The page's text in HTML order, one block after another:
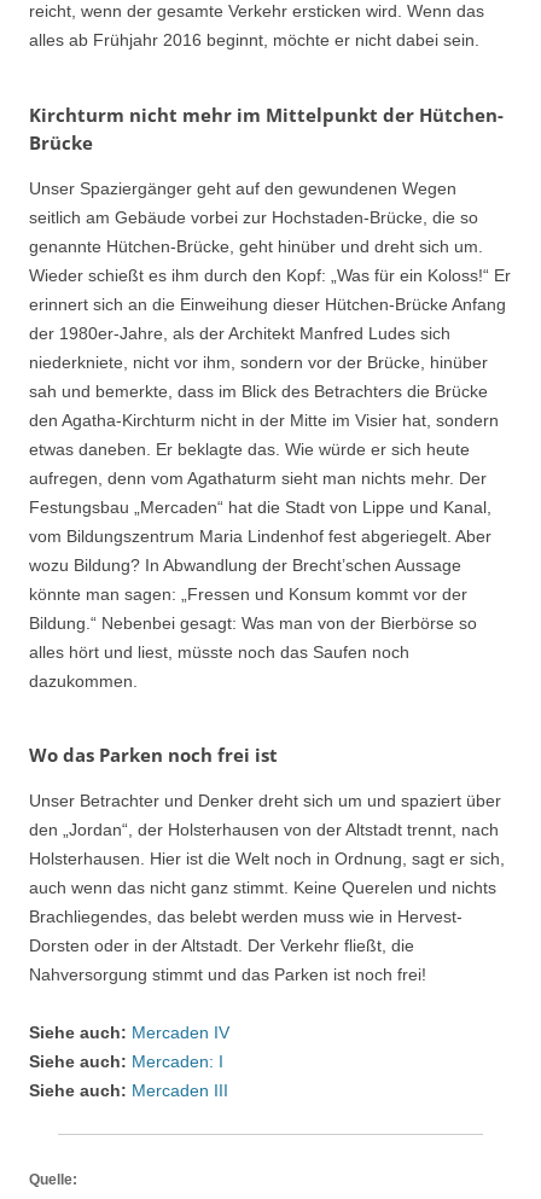
reicht, wenn der gesamte Verkehr ersticken wird. Wenn das
alles ab Frühjahr 2016 beginnt, möchte er nicht dabei sein.
Kirchturm nicht mehr im Mittelpunkt der Hütchen-
Brücke
Unser Spaziergänger geht auf den gewundenen Wegen
seitlich am Gebäude vorbei zur Hochstaden-Brücke, die so
genannte Hütchen-Brücke, geht hinüber und dreht sich um.
Wieder schießt es ihm durch den Kopf: „Was für ein Koloss!“ Er
erinnert sich an die Einweihung dieser Hütchen-Brücke Anfang
der 1980er-Jahre, als der Architekt Manfred Ludes sich
niederkniete, nicht vor ihm, sondern vor der Brücke, hinüber
sah und bemerkte, dass im Blick des Betrachters die Brücke
den Agatha-Kirchturm nicht in der Mitte im Visier hat, sondern
etwas daneben. Er beklagte das. Wie würde er sich heute
aufregen, denn vom Agathaturm sieht man nichts mehr. Der
Festungsbau „Mercaden“ hat die Stadt von Lippe und Kanal,
vom Bildungszentrum Maria Lindenhof fest abgeriegelt. Aber
wozu Bildung? In Abwandlung der Brecht’schen Aussage
könnte man sagen: „Fressen und Konsum kommt vor der
Bildung.“ Nebenbei gesagt: Was man von der Bierbörse so
alles hört und liest, müsste noch das Saufen noch
dazukommen.
Wo das Parken noch frei ist
Unser Betrachter und Denker dreht sich um und spaziert über
den „Jordan“, der Holsterhausen von der Altstadt trennt, nach
Holsterhausen. Hier ist die Welt noch in Ordnung, sagt er sich,
auch wenn das nicht ganz stimmt. Keine Querelen und nichts
Brachliegendes, das belebt werden muss wie in Hervest-
Dorsten oder in der Altstadt. Der Verkehr fließt, die
Nahversorgung stimmt und das Parken ist noch frei!
Siehe auch: Mercaden IV
Siehe auch: Mercaden: I
Siehe auch: Mercaden III
Quelle: